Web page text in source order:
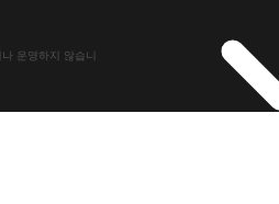
서울~울산열차
운영하지 않습니